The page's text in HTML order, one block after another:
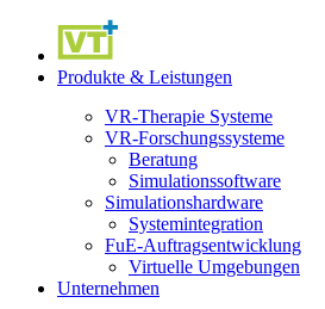
Produkte & Leistungen
VR-Therapie Systeme
VR-Forschungssysteme
Beratung
Simulationssoftware
Simulationshardware
Systemintegration
FuE-Auftragsentwicklung
Virtuelle Umgebungen
Unternehmen